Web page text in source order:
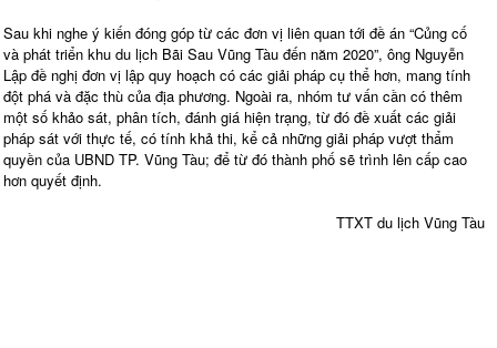
Sau khi nghe ý kiến đóng góp từ các đơn vị liên quan tới đề án “Củng cố
và phát triển khu du lịch Bãi Sau Vũng Tàu đến năm 2020”, ông Nguyễn
Lập đề nghị đơn vị lập quy hoạch có các giải pháp cụ thể hơn, mang tính
đột phá và đặc thù của địa phương. Ngoài ra, nhóm tư vấn cần có thêm
một số khảo sát, phân tích, đánh giá hiện trạng, từ đó đề xuất các giải
pháp sát với thực tế, có tính khả thi, kể cả những giải pháp vượt thẩm
quyền của UBND TP. Vũng Tàu; để từ đó thành phố sẽ trình lên cấp cao
hơn quyết định.
TTXT du lịch Vũng Tàu